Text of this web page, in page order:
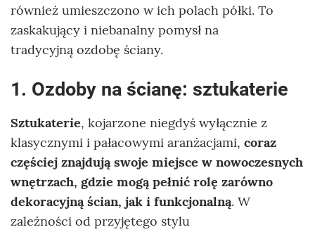
również umieszczono w ich polach półki. To
zaskakujący i niebanalny pomysł na
tradycyjną ozdobę ściany.
1. Ozdoby na ścianę: sztukaterie
Sztukaterie, kojarzone niegdyś wyłącznie z
klasycznymi i pałacowymi aranżacjami, coraz
częściej znajdują swoje miejsce w nowoczesnych
wnętrzach, gdzie mogą pełnić rolę zarówno
dekoracyjną ścian, jak i funkcjonalną. W
zależności od przyjętego stylu